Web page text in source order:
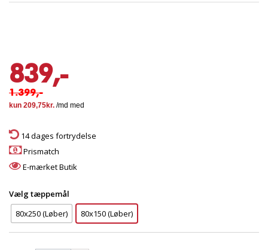
839,-
1.399,-
14 dages fortrydelse
Prismatch
E-mærket Butik
Vælg tæppemål
80x250 (Løber)
80x150 (Løber)